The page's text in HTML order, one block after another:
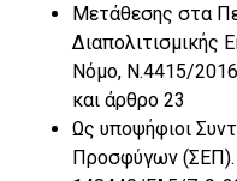
Μετάθεσης στα
Διαπολιτισμικής
Νόμο, Ν.4415/
και άρθρο 23
Ως υποψήφιοι
Προσφύγων (ΣΕΠ).